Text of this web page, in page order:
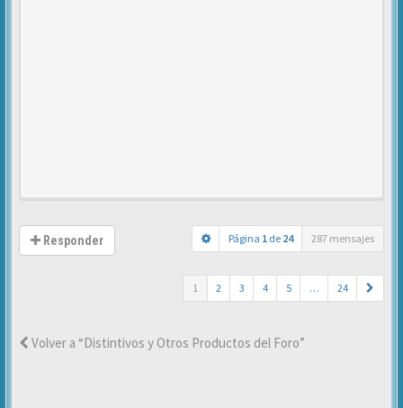
Responder Página 1 de 24 287 mensajes
1 2 3 4 5 … 24
Volver a “Distintivos y Otros Productos del Foro”